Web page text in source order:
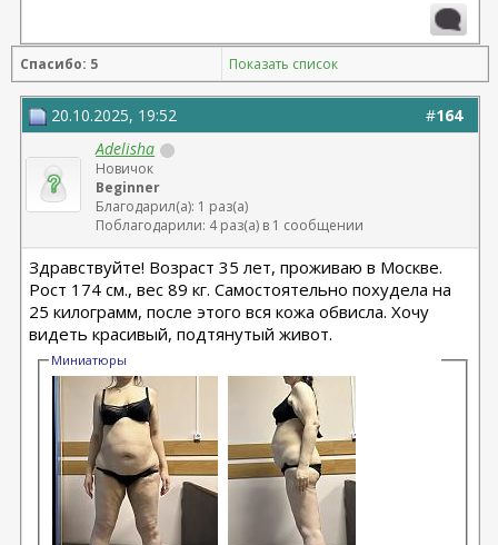
Спасибо: 5 Показать список
#164
20.10.2025, 19:52
Adelisha
Новичок
Beginner
Благодарил(а): 1 раз(а)
Поблагодарили: 4 раз(а) в 1 сообщении
Здравствуйте! Возраст 35 лет, проживаю в Москве.
Рост 174 см., вес 89 кг. Самостоятельно похудела на
25 килограмм, после этого вся кожа обвисла. Хочу
видеть красивый, подтянутый живот.
Миниатюры